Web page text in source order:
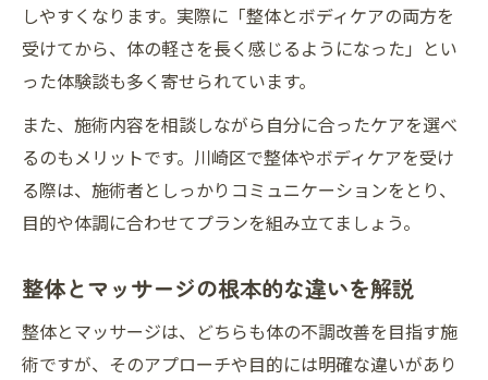
しやすくなります。実際に「整体とボディケアの両方を
受けてから、体の軽さを長く感じるようになった」とい
った体験談も多く寄せられています。
また、施術内容を相談しながら自分に合ったケアを選べ
るのもメリットです。川崎区で整体やボディケアを受け
る際は、施術者としっかりコミュニケーションをとり、
目的や体調に合わせてプランを組み立てましょう。
整体とマッサージの根本的な違いを解説
整体とマッサージは、どちらも体の不調改善を目指す施
術ですが、そのアプローチや目的には明確な違いがあり